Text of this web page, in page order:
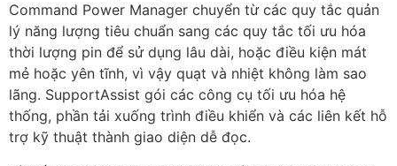
Command Power Manager chuyển từ các quy tắc quản
lý năng lượng tiêu chuẩn sang các quy tắc tối ưu hóa
thời lượng pin để sử dụng lâu dài, hoặc điều kiện mát
mẻ hoặc yên tĩnh, vì vậy quạt và nhiệt không làm sao
lãng. SupportAssist gói các công cụ tối ưu hóa hệ
thống, phần tải xuống trình điều khiển và các liên kết hỗ
trợ kỹ thuật thành giao diện dễ đọc.